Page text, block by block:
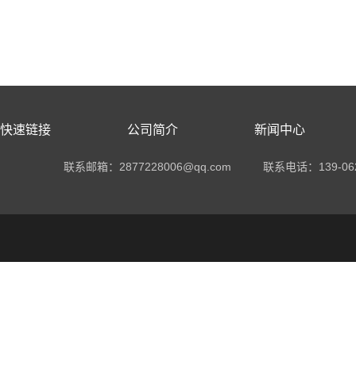
快速链接 公司简介 新闻中心
联系邮箱：2877228006@qq.com 联系电话： 139-